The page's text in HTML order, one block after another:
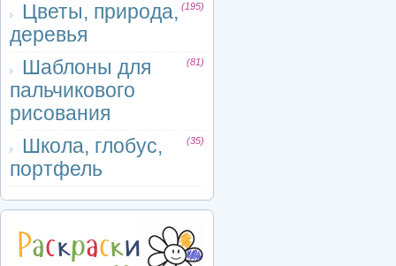
Цветы, природа,
деревья
(195)
Шаблоны для
пальчикового
рисования
(81)
Школа, глобус,
портфель
(35)